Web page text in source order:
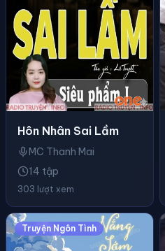
Hôn Nhân Sai Lầm
MC Thanh Mai
14 tập
303 lượt xem
Truyện Ngôn Tình